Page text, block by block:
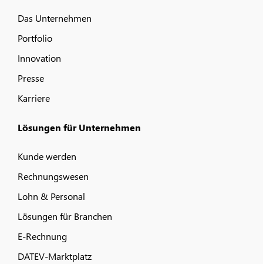
Das Unternehmen
Portfolio
Innovation
Presse
Karriere
Lösungen für Unternehmen
Kunde werden
Rechnungswesen
Lohn & Personal
Lösungen für Branchen
E-Rechnung
DATEV-Marktplatz